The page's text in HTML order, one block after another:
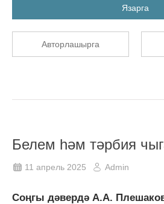
Язарга
Авторлашырга
Белем һәм тәрбия
11 апрель 2025 Admin
Соңгы дәвердә А.А.